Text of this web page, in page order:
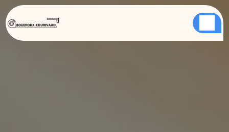
Panneau de gestion des cookies